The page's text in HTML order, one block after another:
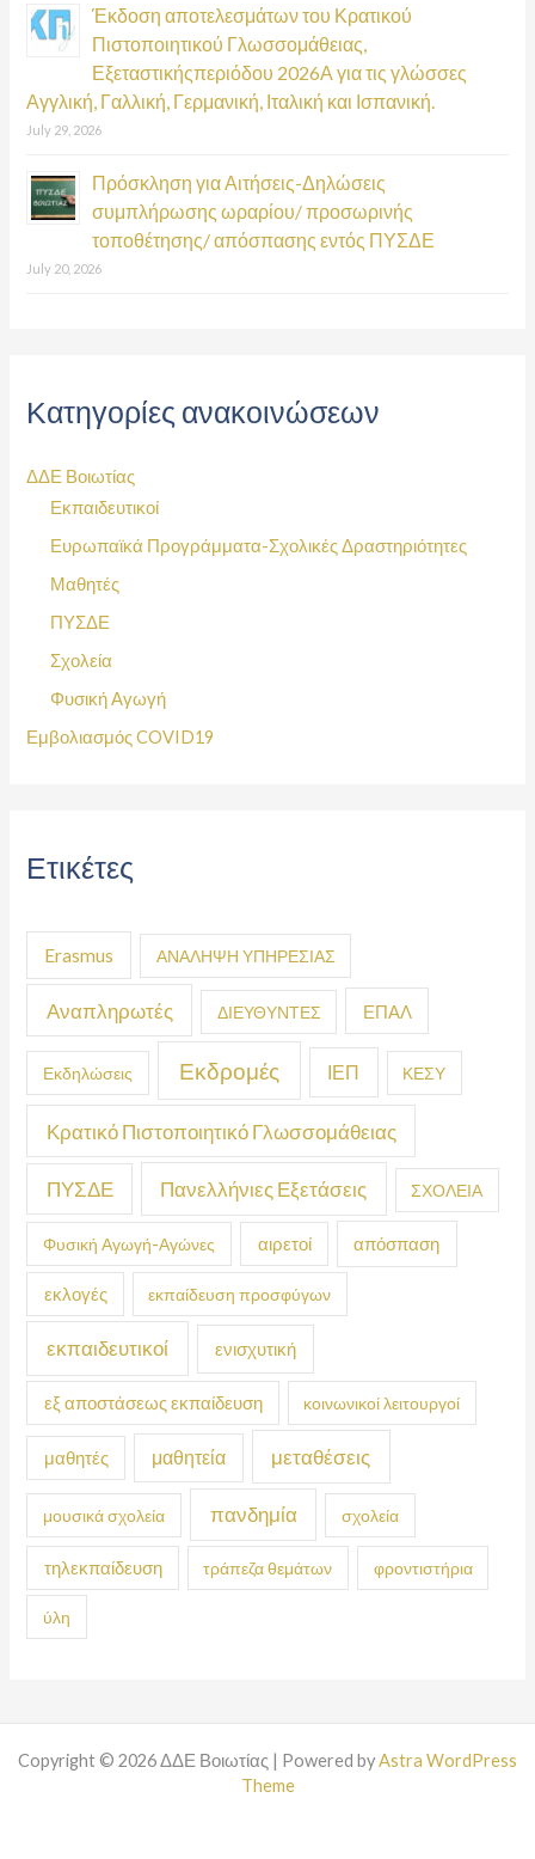
Έκδοση αποτελεσμάτων του Κρατικού
Πιστοποιητικού Γλωσσομάθειας,
Εξεταστικήςπεριόδου 2026Α για τις γλώσσες
Αγγλική, Γαλλική, Γερμανική, Ιταλική και Ισπανική.
July 29, 2026
Πρόσκληση για Αιτήσεις-Δηλώσεις
συμπλήρωσης ωραρίου/ προσωρινής
τοποθέτησης/ απόσπασης εντός ΠΥΣΔΕ
July 20, 2026
Κατηγορίες ανακοινώσεων
ΔΔΕ Βοιωτίας
Εκπαιδευτικοί
Ευρωπαϊκά Προγράμματα-Σχολικές Δραστηριότητες
Μαθητές
ΠΥΣΔΕ
Σχολεία
Φυσική Αγωγή
Εμβολιασμός COVID19
Ετικέτες
Erasmus ΑΝΑΛΗΨΗ ΥΠΗΡΕΣΙΑΣ
Αναπληρωτές ΔΙΕΥΘΥΝΤΕΣ ΕΠΑΛ
Εκδηλώσεις Εκδρομές ΙΕΠ ΚΕΣΥ
Κρατικό Πιστοποιητικό Γλωσσομάθειας
ΠΥΣΔΕ Πανελλήνιες Εξετάσεις ΣΧΟΛΕΙΑ
Φυσική Αγωγή-Αγώνες αιρετοί απόσπαση
εκλογές εκπαίδευση προσφύγων
εκπαιδευτικοί ενισχυτική
εξ αποστάσεως εκπαίδευση κοινωνικοί λειτουργοί
μαθητές μαθητεία μεταθέσεις
μουσικά σχολεία πανδημία σχολεία
τηλεκπαίδευση τράπεζα θεμάτων φροντιστήρια
ύλη
Copyright © 2026 ΔΔΕ Βοιωτίας | Powered byAstra WordPress
Theme